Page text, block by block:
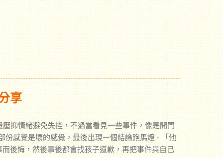
享
情緒避免失控，不過當看見一些事件，像是開門
感覺是壞的感覺，最後出現一個結論跑馬燈 - 「他
後悔，然後事後都會找孩子道歉，再把事件與自己